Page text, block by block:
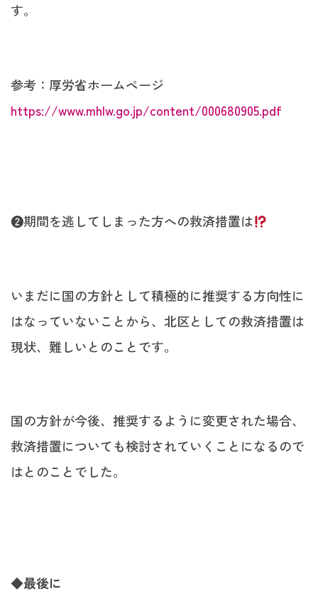
す。
参考：厚労省ホームページ
https://www.mhlw.go.jp/content/000680905.pdf
❷期間を逃してしまった方への救済措置は
いまだに国の方針として積極的に推奨する方向性に
はなっていないことから、北区としての救済措置は
現状、難しいとのことです。
国の方針が今後、推奨するように変更された場合、
救済措置についても検討されていくことになるので
はとのことでした。
◆最後に